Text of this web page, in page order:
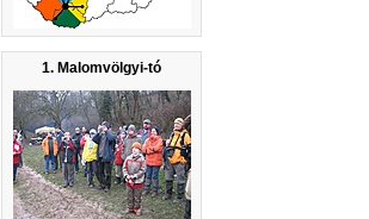
1. Malomvölgyi-tó